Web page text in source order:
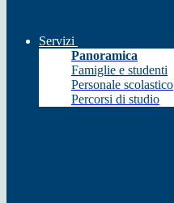
Servizi
Panoramica
Famiglie e studenti
Personale scolastico
Percorsi di studio